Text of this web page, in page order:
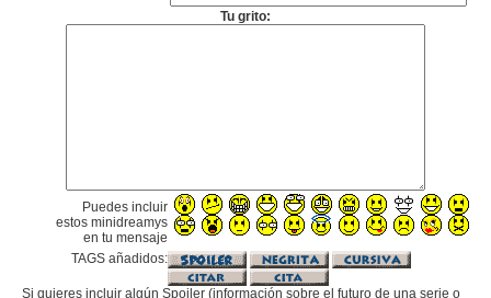
Tu grito:
Puedes incluir
estos minidreamys
en tu mensaje
TAGS añadidos:
Si quieres incluir algún Spoiler (información sobre el futuro de una serie o